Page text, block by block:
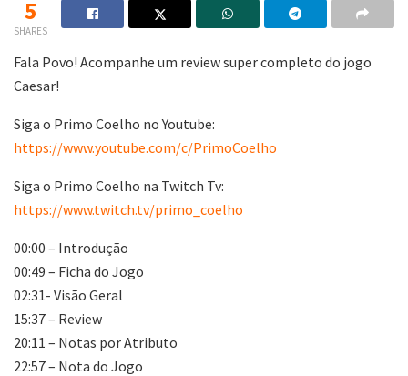
5
SHARES
Fala Povo! Acompanhe um review super completo do jogo
Caesar!
Siga o Primo Coelho no Youtube:
https://www.youtube.com/c/PrimoCoelho
Siga o Primo Coelho na Twitch Tv:
https://www.twitch.tv/primo_coelho
00:00 – Introdução
00:49 – Ficha do Jogo
02:31- Visão Geral
15:37 – Review
20:11 – Notas por Atributo
22:57 – Nota do Jogo